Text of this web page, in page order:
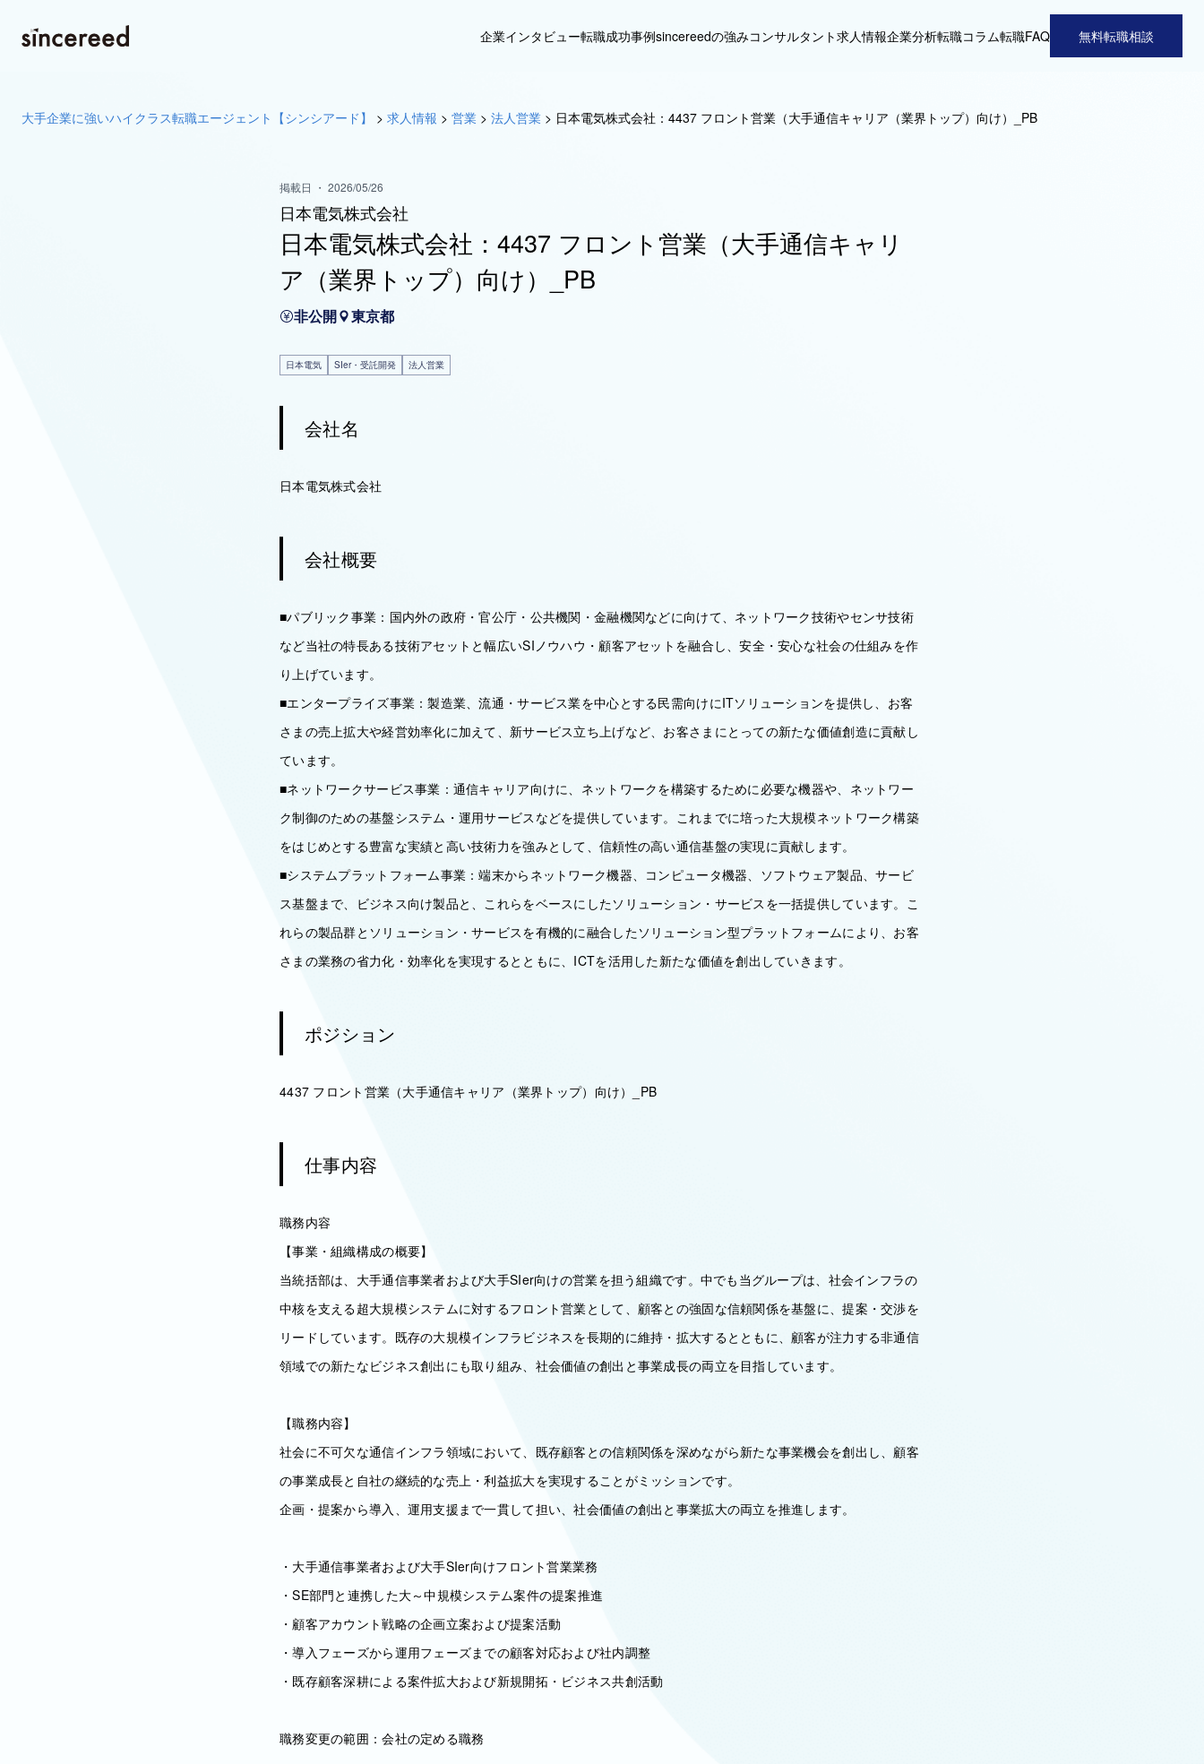
企業インタビュー転職成功事例sincereedの強みコンサルタント求人情報企業分析転職コラム転職FAQ 無料転職相談
大手企業に強いハイクラス転職エージェント【シンシアード】 > 求人情報 > 営業 > 法人営業 > 日本電気株式会社：4437 フロント営業（大手通信キャリア（業界トップ）向け）_PB
掲載日 ・ 2026/05/26
日本電気株式会社
日本電気株式会社：4437 フロント営業（大手通信キャリ
ア（業界トップ）向け）_PB
非公開 東京都
日本電気 SIer・受託開発 法人営業
会社名
日本電気株式会社
会社概要
■パブリック事業：国内外の政府・官公庁・公共機関・金融機関などに向けて、ネットワーク技術やセンサ技術
など当社の特長ある技術アセットと幅広いSIノウハウ・顧客アセットを融合し、安全・安心な社会の仕組みを作
り上げています。
■エンタープライズ事業：製造業、流通・サービス業を中心とする民需向けにITソリューションを提供し、お客
さまの売上拡大や経営効率化に加えて、新サービス立ち上げなど、お客さまにとっての新たな価値創造に貢献し
ています。
■ネットワークサービス事業：通信キャリア向けに、ネットワークを構築するために必要な機器や、ネットワー
ク制御のための基盤システム・運用サービスなどを提供しています。これまでに培った大規模ネットワーク構築
をはじめとする豊富な実績と高い技術力を強みとして、信頼性の高い通信基盤の実現に貢献します。
■システムプラットフォーム事業：端末からネットワーク機器、コンピュータ機器、ソフトウェア製品、サービ
ス基盤まで、ビジネス向け製品と、これらをベースにしたソリューション・サービスを一括提供しています。こ
れらの製品群とソリューション・サービスを有機的に融合したソリューション型プラットフォームにより、お客
さまの業務の省力化・効率化を実現するとともに、ICTを活用した新たな価値を創出していきます。
ポジション
4437 フロント営業（大手通信キャリア（業界トップ）向け）_PB
仕事内容
職務内容
【事業・組織構成の概要】
当統括部は、大手通信事業者および大手SIer向けの営業を担う組織です。中でも当グループは、社会インフラの
中核を支える超大規模システムに対するフロント営業として、顧客との強固な信頼関係を基盤に、提案・交渉を
リードしています。既存の大規模インフラビジネスを長期的に維持・拡大するとともに、顧客が注力する非通信
領域での新たなビジネス創出にも取り組み、社会価値の創出と事業成長の両立を目指しています。
【職務内容】
社会に不可欠な通信インフラ領域において、既存顧客との信頼関係を深めながら新たな事業機会を創出し、顧客
の事業成長と自社の継続的な売上・利益拡大を実現することがミッションです。
企画・提案から導入、運用支援まで一貫して担い、社会価値の創出と事業拡大の両立を推進します。
・大手通信事業者および大手SIer向けフロント営業業務
・SE部門と連携した大～中規模システム案件の提案推進
・顧客アカウント戦略の企画立案および提案活動
・導入フェーズから運用フェーズまでの顧客対応および社内調整
・既存顧客深耕による案件拡大および新規開拓・ビジネス共創活動
職務変更の範囲：会社の定める職務